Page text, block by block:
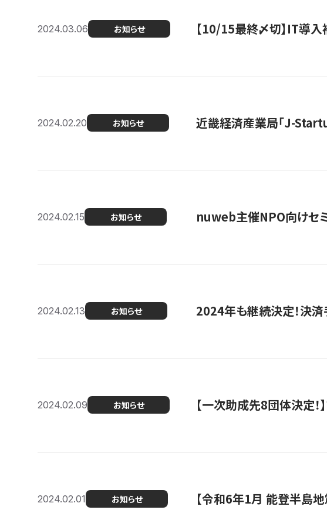
2024.03.06 お知らせ 【10/15最終〆切】IT導
2024.02.20 お知らせ 近畿経済産業局「J-
2024.02.15 お知らせ nuweb主催NPO向けセ
2024.02.13 お知らせ 2024年も継続決定！決
2024.02.09 お知らせ 【一次助成先8団体決定
2024.02.01 お知らせ 【令和6年1月 能登半島